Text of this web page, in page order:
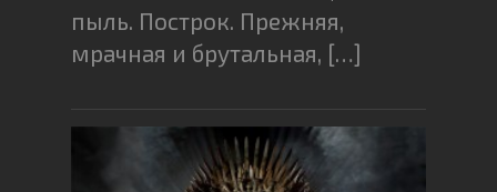
пыль. Построк. Прежняя,
мрачная и брутальная, […]